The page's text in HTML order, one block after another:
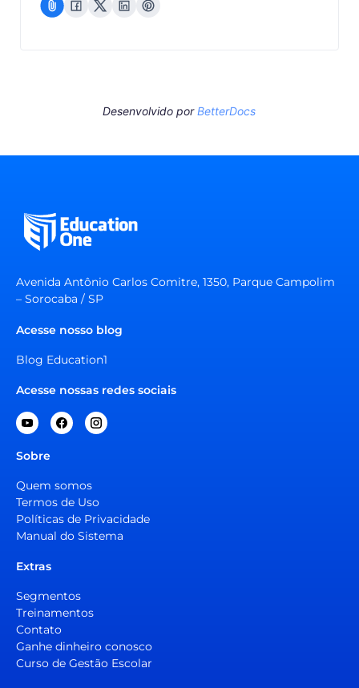
Desenvolvido porBetterDocs
Avenida Antônio Carlos Comitre, 1350, Parque Campolim
– Sorocaba / SP
Acesse nosso blog
Blog Education1
Acesse nossas redes sociais
Sobre
Quem somos
Termos de Uso
Políticas de Privacidade
Manual do Sistema
Extras
Segmentos
Treinamentos
Contato
Ganhe dinheiro conosco
Curso de Gestão Escolar